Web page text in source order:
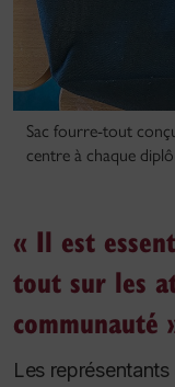
Sac fourre-tout
centre à chaque
« Il est
tout sur les
communauté
Les